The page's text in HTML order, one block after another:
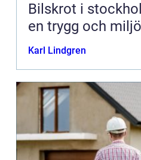
Bilskrot i stockholm så
en trygg och
Karl Lindgren